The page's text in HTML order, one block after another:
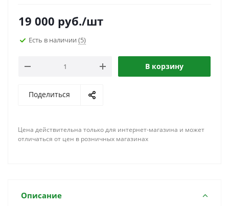
19 000 руб./шт
Есть в наличии (5)
В корзину
Поделиться
Цена действительна только для интернет-магазина и может
отличаться от цен в розничных магазинах
Описание